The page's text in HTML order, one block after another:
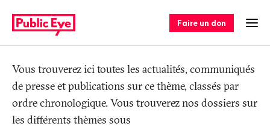
sur
publiceye.ch
rapide
Faire un don
TagVous trouverez ici toutes les actualités, communiqués
de presse et publications sur ce thème, classés par
ordre chronologique. Vous trouverez nos dossiers sur
les différents thèmes sous